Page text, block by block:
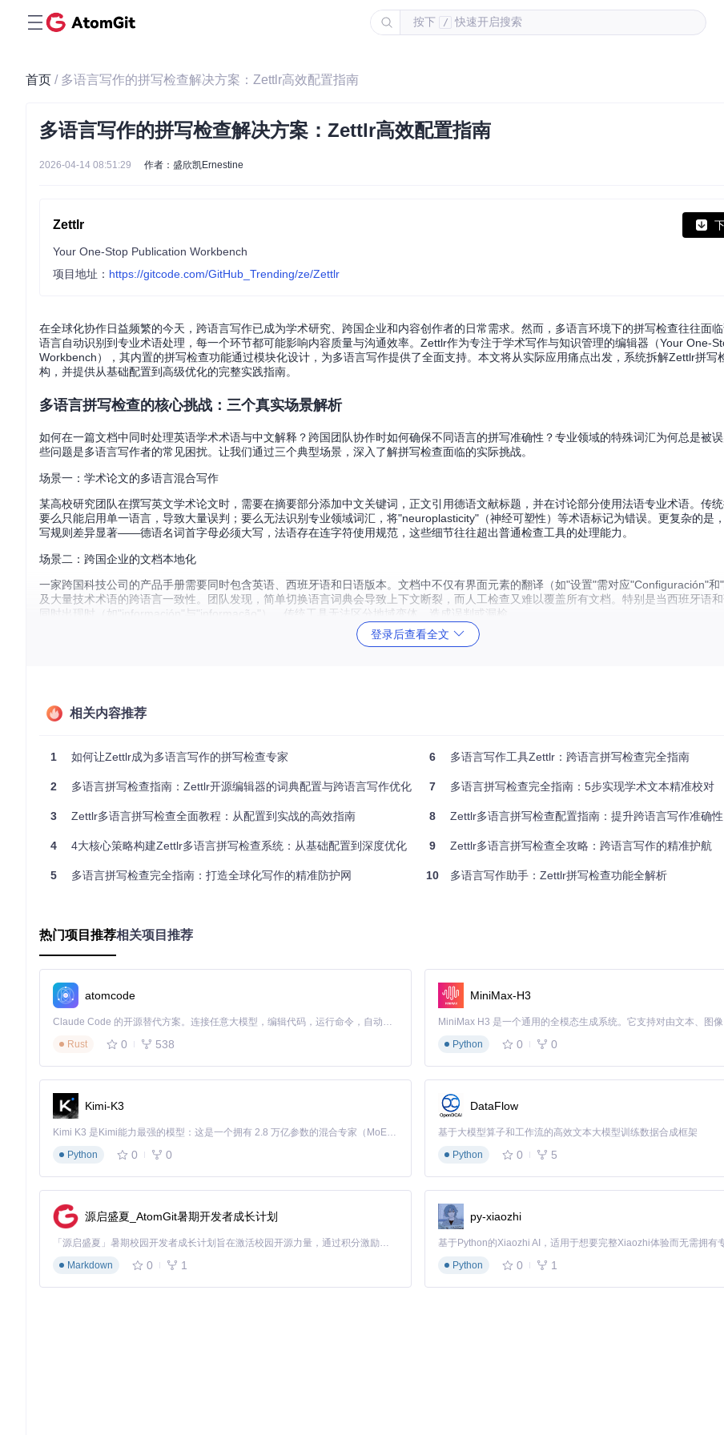
按下 / 快速开启搜索
首页 / 多语言写作的拼写检查解决方案：Zettlr高效配置指南
多语言写作的拼写检查解决方案：Zettlr高效配置指南
2026-04-14 08:51:29 作者：盛欣凯Ernestine
Zettlr
Your One-Stop Publication Workbench
项目地址： https://gitcode.com/GitHub_Trending/ze/Zettlr
在全球化协作日益频繁的今天，跨语言写作已成为学术研究、跨国企业和内容创作者的日常需求。然而，多语言环境下的拼写检查往往面
语言自动识别到专业术语处理，每一个环节都可能影响内容质量与沟通效率。Zettlr作为专注于学术写作与知识管理的编辑器（Your One-
Workbench），其内置的拼写检查功能通过模块化设计，为多语言写作提供了全面支持。本文将从实际应用痛点出发，系统拆解Zettlr拼写
构，并提供从基础配置到高级优化的完整实践指南。
多语言拼写检查的核心挑战：三个真实场景解析
如何在一篇文档中同时处理英语学术术语与中文解释？跨国团队协作时如何确保不同语言的拼写准确性？专业领域的特殊词汇为何总是被
些问题是多语言写作者的常见困扰。让我们通过三个典型场景，深入了解拼写检查面临的实际挑战。
场景一：学术论文的多语言混合写作
某高校研究团队在撰写英文学术论文时，需要在摘要部分添加中文关键词，正文引用德语文献标题，并在讨论部分使用法语专业术语。传
要么只能启用单一语言，导致大量误判；要么无法识别专业领域词汇，将"neuroplasticity"（神经可塑性）等术语标记为错误。更复杂的是
写规则差异显著——德语名词首字母必须大写，法语存在连字符使用规范，这些细节往往超出普通检查工具的处理能力。
场景二：跨国企业的文档本地化
一家跨国科技公司的产品手册需要同时包含英语、西班牙语和日语版本。文档中不仅有界面元素的翻译（如"设置"需对应"Configuración"和
及大量技术术语的跨语言一致性。团队发现，简单切换语言词典会导致上下文断裂，而人工检查又难以覆盖所有文档。特别是当西班牙语
同时出现时（如"información"与"informação"），传统工具无法区分地域变体，造成误判或漏检。
面对多语言写作的复杂需求，Zettlr采用模块化设计，将拼写检查功能分解为"智能识别引擎"、"词典生态系统"和"场景化配置工具"三大组件
键步骤：首先，文本预处理模块将文档分割为语义单元；然后，语言检测算法分析每个单元的词汇特征（如字母频率、词长分布）；最后，
同语言单元分配对应的词典进行检查。
这种设计的优势在于能够处理"语言孤岛"现象——当文档中出现嵌入式外语段落时（如英语文档中的法语引语），系统会自动识别语言边界
词典生态系统：从基础词库到专业扩展
业领域词库，如医学、法律术语集，而用户自定义词典则用于存储个人常用词汇和特殊表达。
不同语言的词典在词库规模和加载性能上存在差异，如下表所示：
语言 词库规模
德语（de-DE）
法语（fr-FR）
这种差异化的数据特性要求用户在配置多语言检查时，需根据实际需求平衡功能与性能。例如，同时启用三种以上大词库语言可能导致编
此时可通过优先级设置优化检查顺序。
场景化配置工具：适应不同写作需求的灵活设置
Zettlr提供了丰富的配置选项，允许用户根据具体写作场景调整拼写检查行为。在偏好设置的"编辑器→拼写检查"面板中，用户可进行多维度
写单词忽略规则等。
登录后查看全文
相关内容推荐
1 如何让Zettlr成为多语言写作的拼写检查专家
2 多语言拼写检查指南：Zettlr开源编辑器的词典配置与跨语言写作优化
3 Zettlr多语言拼写检查全面教程：从配置到实战的高效指南
4 4大核心策略构建Zettlr多语言拼写检查系统：从基础配置到深度优化
5 多语言拼写检查完全指南：打造全球化写作的精准防护网
6 多语言写作工具Zettlr：跨语言拼写检查完全指南
7 多语言拼写检查完全指南：5步实现学术文本精准校对
8 Zettlr多语言拼写检查配置指南：提升跨语言写作准确性
9 Zettlr多语言拼写检查全攻略：跨语言写作的精准护航
10 多语言写作助手：Zettlr拼写检查功能全解析
热门项目推荐相关项目推荐
atomcode
Claude Code 的开源替代方案。连接任意大模型，编辑代码，运行命令，自动验证 — 全自动执行。用 Rust 构建，极致性能。 ｜ An open-source alternative to Claude Code. Connect any LLM, edit code, run commands, and verify changes — autonomously. Built in Rust for speed. Get Started
Rust
0 538
MiniMax-H3
Python
0 0
Kimi-K3
Kimi K3 是Kimi能力最强的模型：这是一个拥有 2.8 万亿参数的混合专家（MoE）模型，具备原生视觉理解能力，并支持 100 万 token 的上下文窗口。
Python
0 0
DataFlow
基于大模型算子和工作流的高效文本大模型训练数据合成框架
Python
0 5
源启盛夏_AtomGit暑期开发者成长计划
「源启盛夏」暑期校园开发者成长计划旨在激活校园开源力量，通过积分激励、认证扶持、资源倾斜等形式，引导高校组织和开发者完成「入驻 — 建项目 — 做贡献 — 获认证 — 得资源」的完整闭环。无论你是想带领社团入驻平台的组织者，还是希望用代码贡献证明自己的开发者，都能在这里找到属于你的成长路径。
Markdown
0 1
py-xiaozhi
Python
0 1